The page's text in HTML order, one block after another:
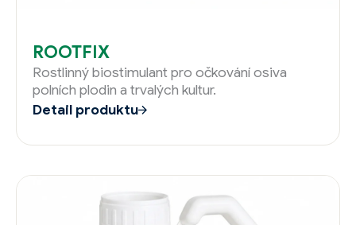
ROOTFIX
Rostlinný biostimulant pro očkování osiva
polních plodin a trvalých kultur.
Detail produktu